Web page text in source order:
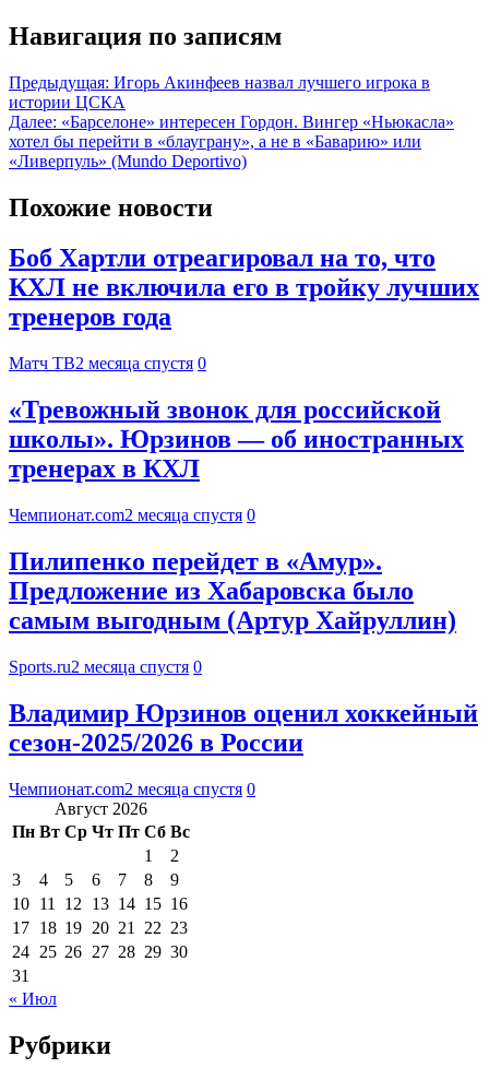
Навигация по записям
Предыдущая: Игорь Акинфеев назвал лучшего игрока в
истории ЦСКА
Далее: «Барселоне» интересен Гордон. Вингер «Ньюкасла»
хотел бы перейти в «блауграну», а не в «Баварию» или
«Ливерпуль» (Mundo Deportivo)
Похожие новости
Боб Хартли отреагировал на то, что
КХЛ не включила его в тройку лучших
тренеров года
Матч ТВ2 месяца спустя 0
«Тревожный звонок для российской
школы». Юрзинов — об иностранных
тренерах в КХЛ
Чемпионат.com2 месяца спустя 0
Пилипенко перейдет в «Амур».
Предложение из Хабаровска было
самым выгодным (Артур Хайруллин)
Sports.ru2 месяца спустя 0
Владимир Юрзинов оценил хоккейный
сезон-2025/2026 в России
Чемпионат.com2 месяца спустя 0
Август 2026
Пн Вт Ср Чт Пт Сб Вс
1
2
3
4 5 6 7 8
9
10 11 12 13 14 15 16
17 18 19 20 21 22 23
24 25 26 27 28 29 30
31
« Июл
Рубрики